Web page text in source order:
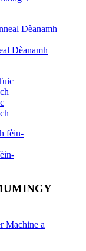
Dèanamh